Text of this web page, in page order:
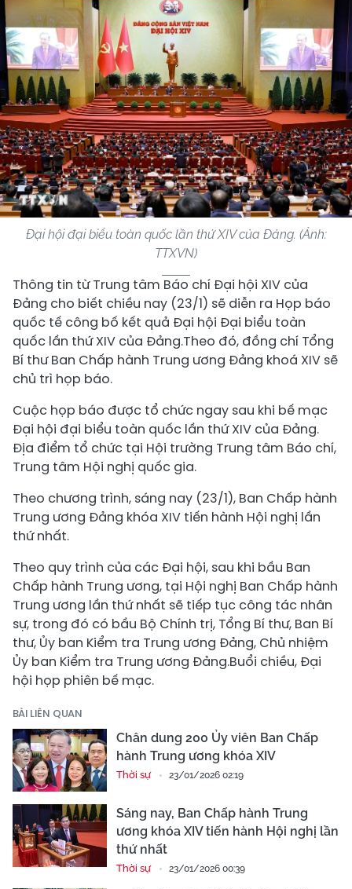
Đại hội đại biểu toàn quốc lần thứ XIV của Đảng. (Ảnh:
TTXVN)
Thông tin từ Trung tâm Báo chí Đại hội XIV của
Đảng cho biết chiều nay (23/1) sẽ diễn ra Họp báo
quốc tế công bố kết quả Đại hội Đại biểu toàn
quốc lần thứ XIV của Đảng.Theo đó, đồng chí Tổng
Bí thư Ban Chấp hành Trung ương Đảng khoá XIV sẽ
chủ trì họp báo.
Cuộc họp báo được tổ chức ngay sau khi bế mạc
Đại hội đại biểu toàn quốc lần thứ XIV của Đảng.
Địa điểm tổ chức tại Hội trường Trung tâm Báo chí,
Trung tâm Hội nghị quốc gia.
Theo chương trình, sáng nay (23/1), Ban Chấp hành
Trung ương Đảng khóa XIV tiến hành Hội nghị lần
thứ nhất.
Theo quy trình của các Đại hội, sau khi bầu Ban
Chấp hành Trung ương, tại Hội nghị Ban Chấp hành
Trung ương lần thứ nhất sẽ tiếp tục công tác nhân
sự, trong đó có bầu Bộ Chính trị, Tổng Bí thư, Ban Bí
thư, Ủy ban Kiểm tra Trung ương Đảng, Chủ nhiệm
Ủy ban Kiểm tra Trung ương Đảng.Buổi chiều, Đại
hội họp phiên bế mạc.
BÀI LIÊN QUAN
Chân dung 200 Ủy viên Ban Chấp
hành Trung ương khóa XIV
Thời sự 23/01/2026 02:19
Sáng nay, Ban Chấp hành Trung
ương khóa XIV tiến hành Hội nghị lần
thứ nhất
Thời sự 23/01/2026 00:39